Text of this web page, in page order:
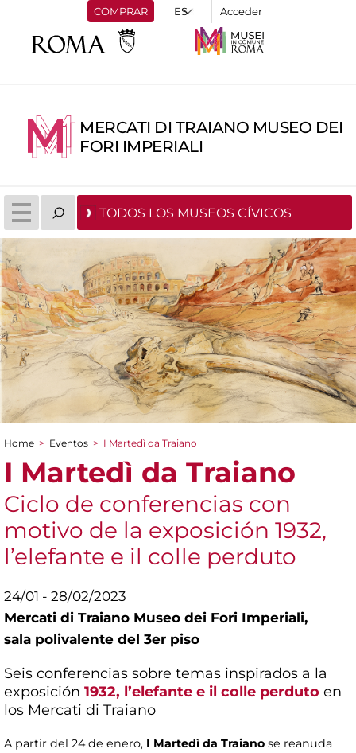
COMPRAR Acceder
MERCATI DI TRAIANO MUSEO DEI
FORI IMPERIALI
TODOS LOS MUSEOS CÍVICOS
You are here
Home > Eventos > I Martedì da Traiano
I Martedì da Traiano
Ciclo de conferencias con
motivo de la exposición 1932,
l’elefante e il colle perduto
24/01 - 28/02/2023
Mercati di Traiano Museo dei Fori Imperiali,
sala polivalente del 3er piso
Seis conferencias sobre temas inspirados a la
exposición 1932, l’elefante e il colle perduto en
los Mercati di Traiano
A partir del 24 de enero, I Martedì da Traiano se reanuda